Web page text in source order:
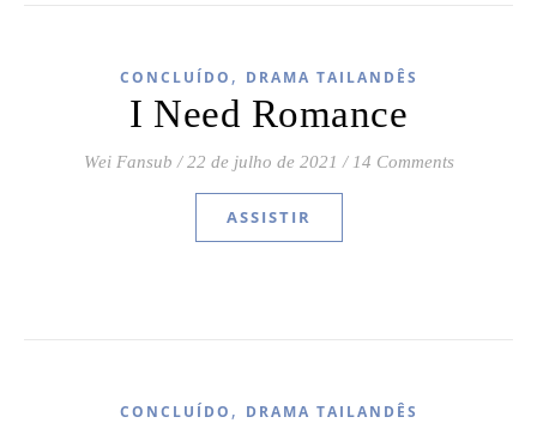
CONCLUÍDO , DRAMA TAILANDÊS
I Need Romance
Wei Fansub / 22 de julho de 2021 / 14 Comments
ASSISTIR
CONCLUÍDO , DRAMA TAILANDÊS